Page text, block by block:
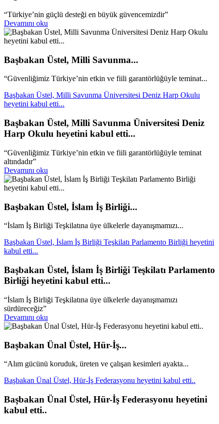
“Türkiye’nin güçlü desteği en büyük güvencemizdir”
Devamını oku
Başbakan Üstel, Milli Savunma...
“Güvenliğimiz Türkiye’nin etkin ve fiili garantörlüğüyle teminat...
Başbakan Üstel, Milli Savunma Üniversitesi Deniz Harp Okulu
heyetini kabul etti...
Başbakan Üstel, Milli Savunma Üniversitesi Deniz
Harp Okulu heyetini kabul etti...
“Güvenliğimiz Türkiye’nin etkin ve fiili garantörlüğüyle teminat
altındadır”
Devamını oku
Başbakan Üstel, İslam İş Birliği...
“İslam İş Birliği Teşkilatına üye ülkelerle dayanışmamızı...
Başbakan Üstel, İslam İş Birliği Teşkilatı Parlamento Birliği heyetini
kabul etti...
Başbakan Üstel, İslam İş Birliği Teşkilatı Parlamento
Birliği heyetini kabul etti...
“İslam İş Birliği Teşkilatına üye ülkelerle dayanışmamızı
sürdüreceğiz”
Devamını oku
Başbakan Ünal Üstel, Hür-İş...
“Alım gücünü koruduk, üreten ve çalışan kesimleri ayakta...
Başbakan Ünal Üstel, Hür-İş Federasyonu heyetini kabul etti..
Başbakan Ünal Üstel, Hür-İş Federasyonu heyetini
kabul etti..